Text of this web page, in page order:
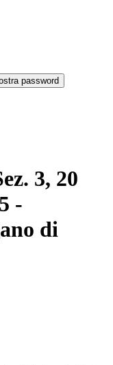
password
3, 20
-
di